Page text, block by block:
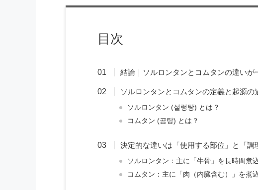
目次
結論｜ソルロンタンとコムタンの違いが
ソルロンタンとコムタンの定義と起源の
ソルロンタン (설렁탕) とは？
コムタン (곰탕) とは？
決定的な違いは「使用する部位」と「調
ソルロンタン：主に「牛骨」を長時間煮
コムタン：主に「肉（内臓含む）」を煮